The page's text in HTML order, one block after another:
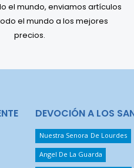
el mundo, enviamos artículos
el mundo a los mejores
precios.
DEVOCIÓN A LOS
Nuestra Senora De Lourdes
Angel De La Guarda